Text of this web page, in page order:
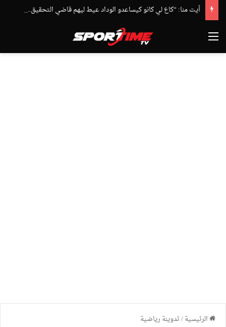
القائمة
الرئيسية/تدوينة رياضية